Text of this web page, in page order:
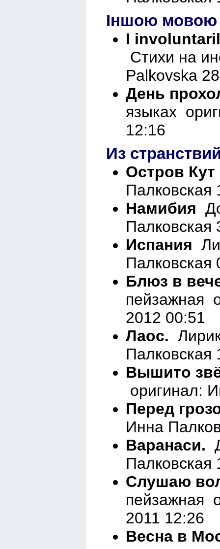
Iншою мовою
I
Стихи на
Palkovska
День
языках
12:16
Из
Остров Кут
Палковская
Намибия
Палковская
Испания
Палковская
Блюз в
пейзажная
2012 00:51
Лаос.
Палковская
Вышито
оригинал:
Перед
Инна
Варанаси.
Палковская
Слушаю
пейзажная
2011 12:26
Весна в